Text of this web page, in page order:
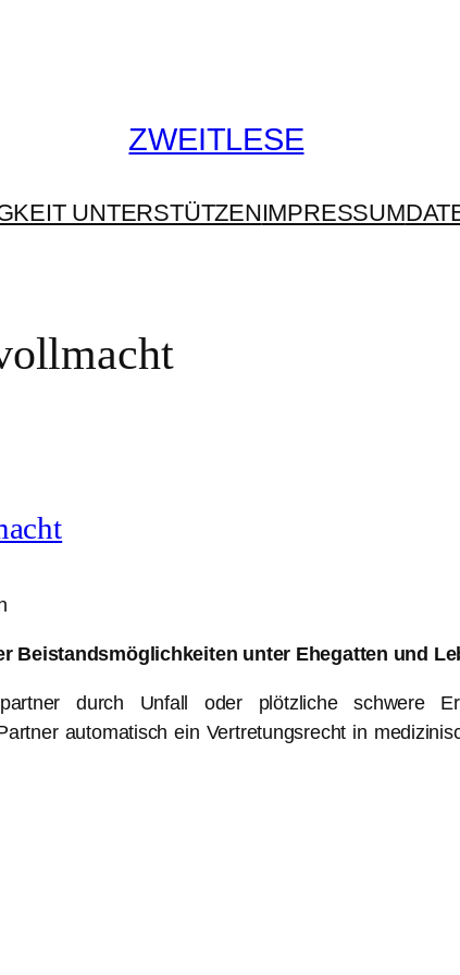
ZWEITLESE
UNTERSTÜTZENIMPRESSUM
Beistandsmöglichkeiten unter Ehegatten und
durch Unfall oder plötzliche schwere
automatisch ein Vertretungsrecht in